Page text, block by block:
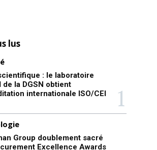
lus
: le laboratoire
de la DGSN obtient
internationale ISO/CEI
Group doublement sacré
Excellence Awards